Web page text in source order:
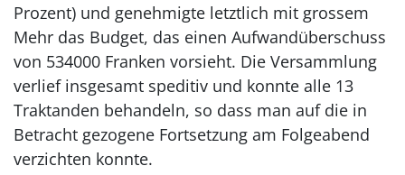
Prozent) und genehmigte letztlich mit grossem
Mehr das Budget, das einen Aufwandüberschuss
von 534000 Franken vorsieht. Die Versammlung
verlief insgesamt speditiv und konnte alle 13
Traktanden behandeln, so dass man auf die in
Betracht gezogene Fortsetzung am Folgeabend
verzichten konnte.